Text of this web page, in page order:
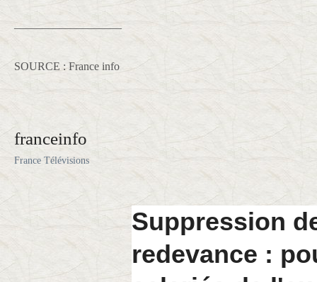
SOURCE : France info
franceinfo
France Télévisions
Suppression
redevance :